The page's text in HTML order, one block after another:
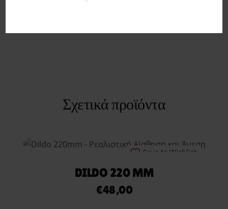
Σχετικά προϊόντα
Save to Wishlist
DILDO 220 MM
€48,00